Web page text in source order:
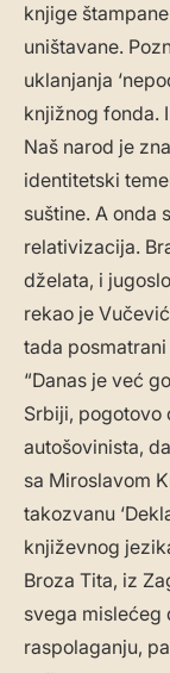
knjige
uništavane.
uklanjanja
knjižnog fonda.
Naš narod je
identitetski
suštine. A onda
relativizacija.
dželata, i
rekao je
tada
“Danas je već
Srbiji, pogotovo
autošovinista,
sa Miroslavom
takozvanu
književnog
Broza Tita, iz
svega mislećeg
raspolaganju,